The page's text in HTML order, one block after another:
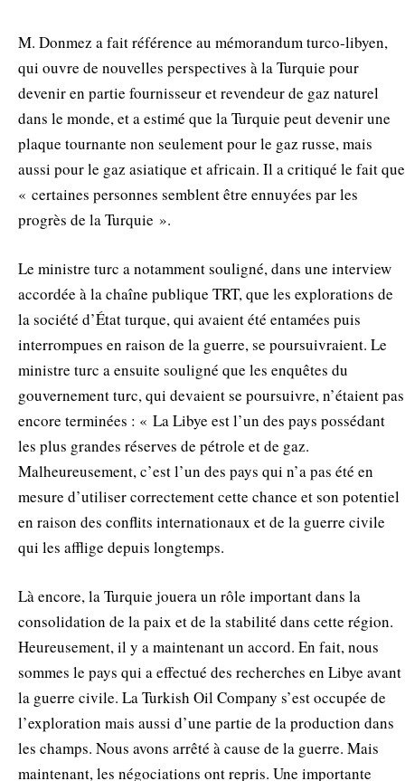
M. Donmez a fait référence au mémorandum turco-libyen,
qui ouvre de nouvelles perspectives à la Turquie pour
devenir en partie fournisseur et revendeur de gaz naturel
dans le monde, et a estimé que la Turquie peut devenir une
plaque tournante non seulement pour le gaz russe, mais
aussi pour le gaz asiatique et africain. Il a critiqué le fait que
« certaines personnes semblent être ennuyées par les
progrès de la Turquie ».
Le ministre turc a notamment souligné, dans une interview
accordée à la chaîne publique TRT, que les explorations de
la société d’État turque, qui avaient été entamées puis
interrompues en raison de la guerre, se poursuivraient. Le
ministre turc a ensuite souligné que les enquêtes du
gouvernement turc, qui devaient se poursuivre, n’étaient pas
encore terminées : « La Libye est l’un des pays possédant
les plus grandes réserves de pétrole et de gaz.
Malheureusement, c’est l’un des pays qui n’a pas été en
mesure d’utiliser correctement cette chance et son potentiel
en raison des conflits internationaux et de la guerre civile
qui les afflige depuis longtemps.
Là encore, la Turquie jouera un rôle important dans la
consolidation de la paix et de la stabilité dans cette région.
Heureusement, il y a maintenant un accord. En fait, nous
sommes le pays qui a effectué des recherches en Libye avant
la guerre civile. La Turkish Oil Company s’est occupée de
l’exploration mais aussi d’une partie de la production dans
les champs. Nous avons arrêté à cause de la guerre. Mais
maintenant, les négociations ont repris. Une importante